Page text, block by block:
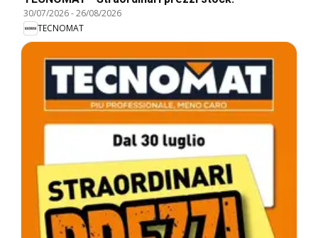
30/07/2026-26/08/2026
TECNOMAT